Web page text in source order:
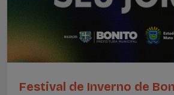
Festival de Inverno de